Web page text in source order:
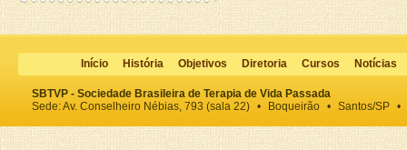
Início História Objetivos Diretoria Cursos Notícias
SBTVP - Sociedade Brasileira de Terapia de Vida Passada
Sede: Av. Conselheiro Nébias, 793 (sala 22) • Boqueirão • Santos/SP •